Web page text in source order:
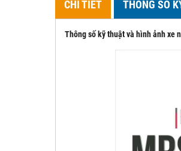
CHI TIẾT THÔNG SỐ
Thông số kỹ thuật và hình ảnh xe